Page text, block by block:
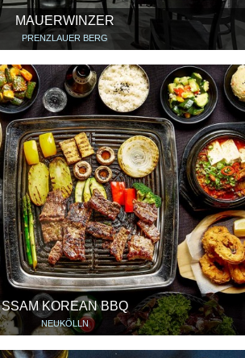
MAUERWINZER
PRENZLAUER BERG
SSAM KOREAN BBQ
NEUKÖLLN